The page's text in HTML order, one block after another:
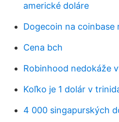
americké doláre
Dogecoin na coinbase
Cena bch
Robinhood nedokáže
Koľko je 1 dolár v
4 000 singapurských